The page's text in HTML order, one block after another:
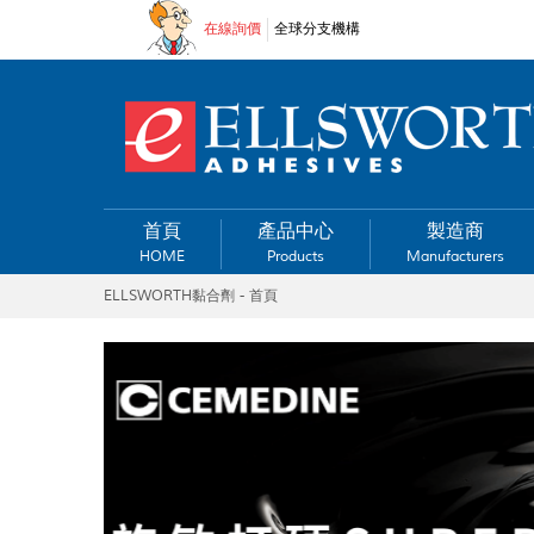
在線詢價 全球分支機構
首頁
HOME
產品中心
Products
製造商
Manufacturers
ELLSWORTH黏合劑 - 首頁